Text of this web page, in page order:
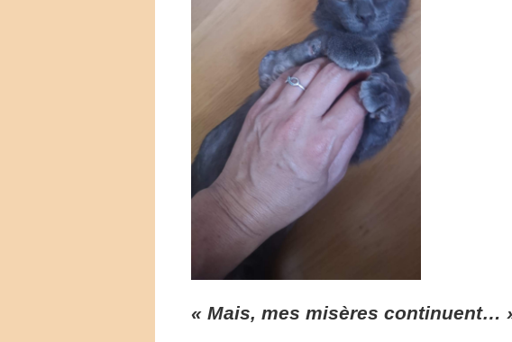
« Mais, mes misères continuent…